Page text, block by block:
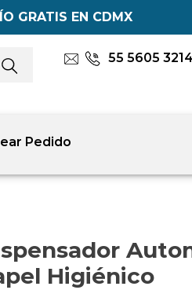
GRATIS EN CDMX
55 5605 3214
Pedido
Higiénico